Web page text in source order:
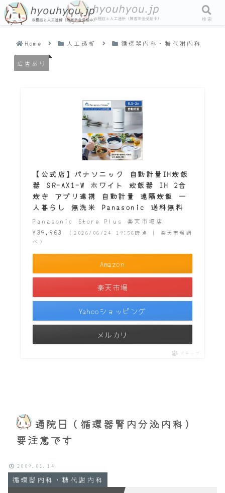
Home 人工透析 循環器内科・糖代謝内科
広告あり
通院日（循環器腎内分泌内科）
要注意です
循環器内科・糖代謝内科
2009.01.14
【公式店】パナソニック 自動計量IH炊飯
器 SR-AX1-W ホワイト 炊飯器 IH 2合
炊き アプリ連携 自動計量 遠隔炊飯 一
人暮らし 無洗米 Panasonic 送料無料
Panasonic Store Plus 楽天市場店
¥39,963
（2026/06/24 19:56時点 | 楽天市場調
べ）
Amazon
楽天市場
Yahooショッピング
メルカリ
ポチップ
メニュー 検索